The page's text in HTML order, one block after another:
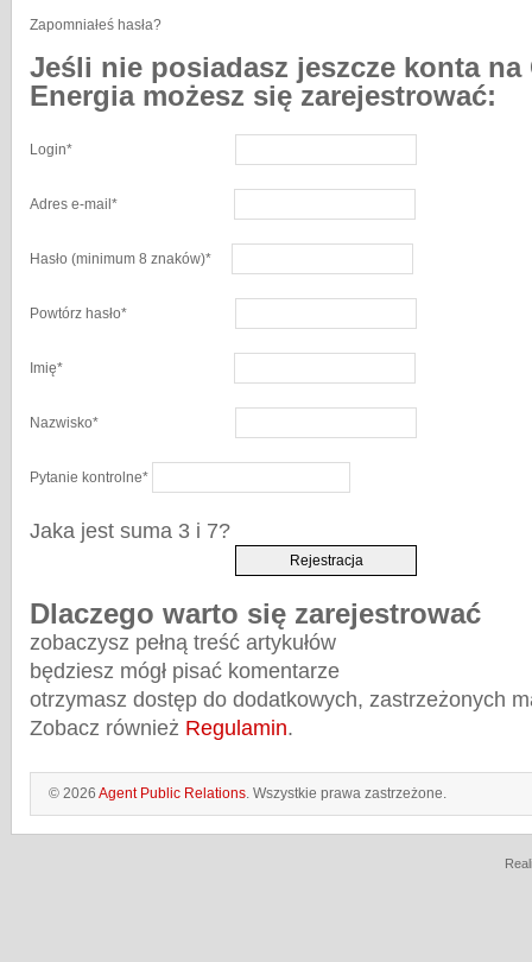
Zapomniałeś hasła?
Jeśli nie posiadasz jeszcze konta na
Energia możesz się zarejestrować:
Login*
Adres e-mail *
Hasło (minimum 8 znaków)*
Powtórz hasło*
Imię*
Nazwisko*
Pytanie kontrolne*
Jaka jest suma 3 i 7?
Dlaczego warto się zarejestrować
zobaczysz pełną treść artykułów
będziesz mógł pisać komentarze
otrzymasz dostęp do dodatkowych, zastrzeżonych
Zobacz również Regulamin.
© 2026 Agent Public Relations. Wszystkie prawa zastrzeżone.